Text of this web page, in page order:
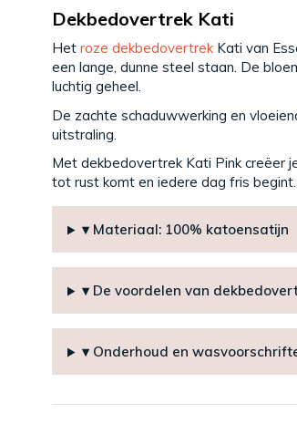
Dekbedovertrek Kati
Het roze dekbedovertrekKati van
een lange, dunne steel staan. De
luchtig geheel.
De zachte schaduwwerking en
uitstraling.
Met dekbedovertrek Kati Pink creëer
tot rust komt en iedere dag fris begint.
▾ Materiaal: 100% katoensatijn
▾ De voordelen van
▾ Onderhoud en